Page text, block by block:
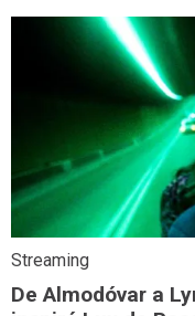
Streaming
De Almodóvar a